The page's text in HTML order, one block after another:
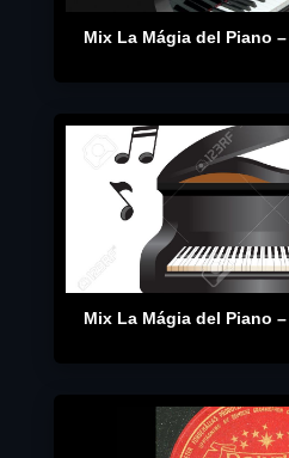
Mix La Mágia del Piano –
Mix La Mágia del Piano –